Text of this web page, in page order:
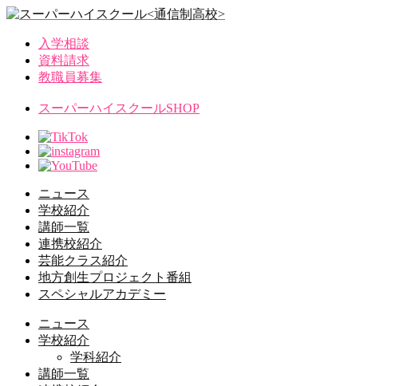
入学相談
資料請求
教職員募集
スーパーハイスクールSHOP
ニュース
学校紹介
講師一覧
連携校紹介
芸能クラス紹介
地方創生プロジェクト番組
スペシャルアカデミー
ニュース
学校紹介
学科紹介
講師一覧